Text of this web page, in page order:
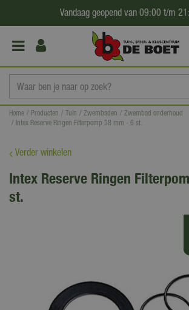
a
Home Producten Tuin Zwembaden
Zwembad onderhoud
Intex Reserve Ringen Filterpomp 38 mm - 6 st.
Vandaag geopend van 09:00 t/m
Verder winkelen
Intex Reserve Ringen
st.